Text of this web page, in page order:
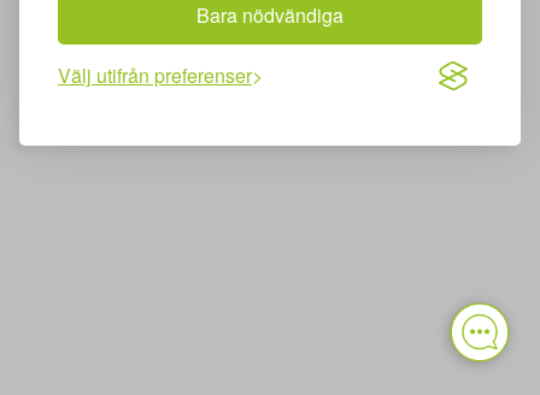
Bara nödvändiga
Välj utifrån preferenser